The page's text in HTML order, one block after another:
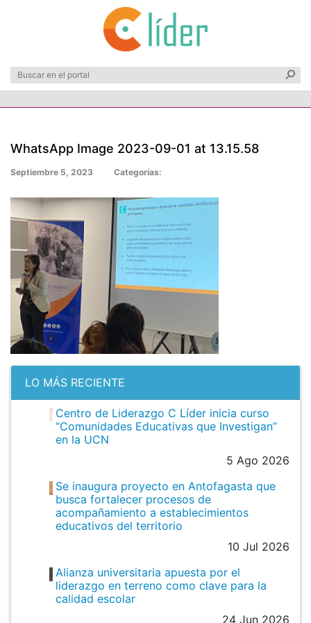
WhatsApp Image 2023-09-01 at 13.15.58
Septiembre 5, 2023 Categorías:
LO MÁS RECIENTE
Centro de Liderazgo C Líder inicia curso
“Comunidades Educativas que Investigan”
en la UCN
5 Ago 2026
Se inaugura proyecto en Antofagasta que
busca fortalecer procesos de
acompañamiento a establecimientos
educativos del territorio
10 Jul 2026
Alianza universitaria apuesta por el
liderazgo en terreno como clave para la
calidad escolar
24 Jun 2026